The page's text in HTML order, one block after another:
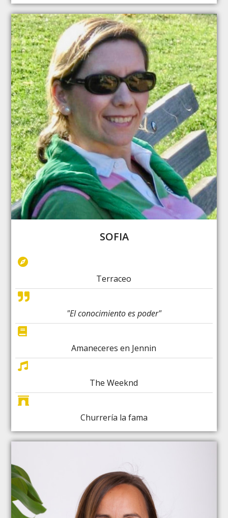
SOFIA
Terraceo
"El conocimiento es poder"
Amaneceres en Jennin
The Weeknd
Churrería la fama